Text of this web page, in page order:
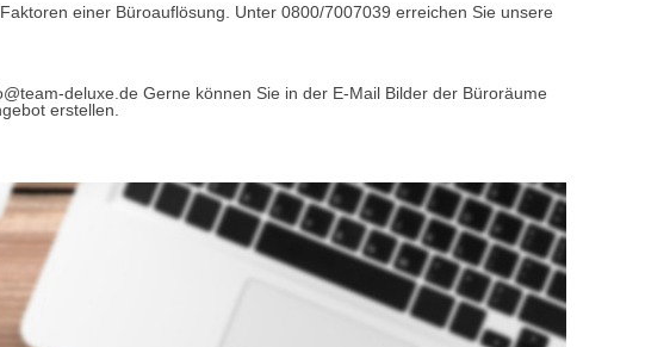
einer Büroauflösung. Unter 0800/7007039 erreichen Sie unsere
deluxe.de Gerne können Sie in der E-Mail Bilder der Büroräume
erstellen.